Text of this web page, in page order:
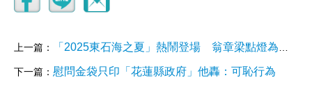
上一篇： 「2025東石海之夏」熱鬧登場 翁章梁點燈為花蓮災區祈福
下一篇： 慰問金袋只印「花蓮縣政府」他轟：可恥行為